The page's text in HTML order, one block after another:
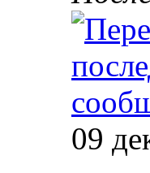
09